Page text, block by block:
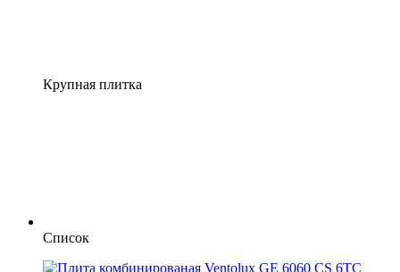
Крупная плитка
Список